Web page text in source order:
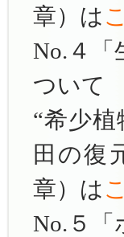
章）は
No.４「
ついて
“希少
田の復
章）は
No.５「